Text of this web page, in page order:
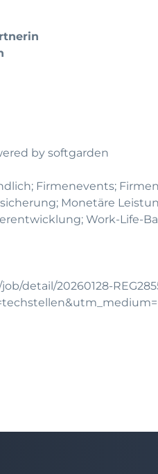
by softgarden
Firmenevents;
Monetäre
Work-Life-
detail/20260128-